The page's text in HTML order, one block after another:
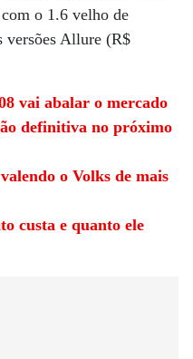
o 1.6 velho de
versões Allure (R$
vai abalar o mercado
definitiva no próximo
o Volks de mais
custa e quanto ele